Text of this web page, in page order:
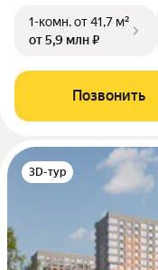
1-комн.от 41,7 м²
от 5,9 млн ₽
Позвонить
3D-тур